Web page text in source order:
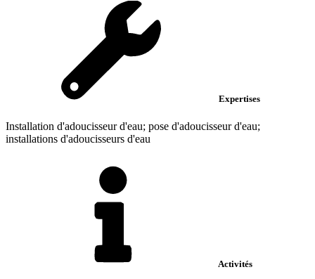
Expertises
Installation d'adoucisseur d'eau; pose d'adoucisseur d'eau;
installations d'adoucisseurs d'eau
Activités